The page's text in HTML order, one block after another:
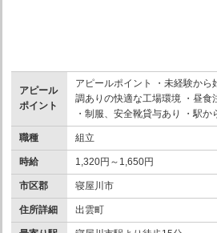
アピール
ポイント
アピールポイント ・未経験か
調ありの快適な工場環境 ・昼食
・制服、安全靴貸与あり ・駅
職種 組立
時給 1,320円～1,650円
市区郡 寝屋川市
住所詳細 出雲町